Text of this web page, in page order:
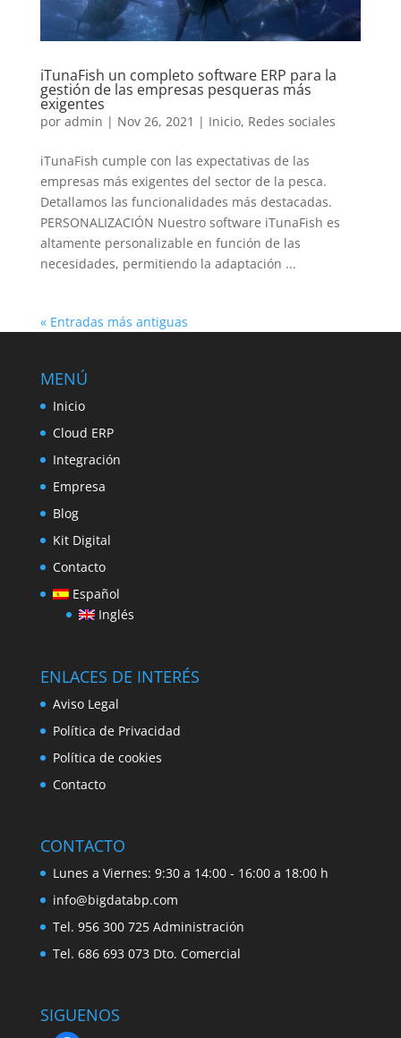
iTunaFish un completo software ERP para la
gestión de las empresas pesqueras más
exigentes
por admin | Nov 26, 2021 | Inicio, Redes sociales
iTunaFish cumple con las expectativas de las
empresas más exigentes del sector de la pesca.
Detallamos las funcionalidades más destacadas.
PERSONALIZACIÓN Nuestro software iTunaFish es
altamente personalizable en función de las
necesidades, permitiendo la adaptación ...
« Entradas más antiguas
MENÚ
Inicio
Cloud ERP
Integración
Empresa
Blog
Kit Digital
Contacto
Español
Inglés
ENLACES DE INTERÉS
Aviso Legal
Política de Privacidad
Política de cookies
Contacto
CONTACTO
Lunes a Viernes: 9:30 a 14:00 - 16:00 a 18:00 h
info@bigdatabp.com
Tel. 956 300 725 Administración
Tel. 686 693 073 Dto. Comercial
SIGUENOS